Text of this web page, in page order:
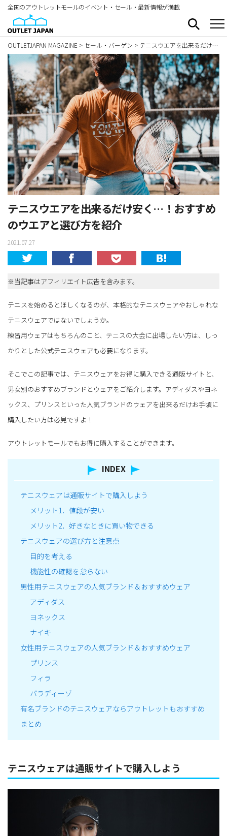
全国のアウトレットモールのイベント・セール・最新情報が満載
OUTLETJAPAN MAGAZINE > セール・バーゲン > テニスウエアを出来るだけ安く…！おすすめのウエアと選び方を紹介
テニスウエアを出来るだけ安く…！おすすめ
のウエアと選び方を紹介
2021.07.27
※当記事はアフィリエイト広告を含みます。
テニスを始めるとほしくなるのが、本格的なテニスウェアやおしゃれな
テニスウェアではないでしょうか。
練習用ウェアはもちろんのこと、テニスの大会に出場したい方は、しっ
かりとした公式テニスウェアも必要になります。
そこでこの記事では、テニスウェアをお得に購入できる通販サイトと、
男女別のおすすめブランドとウェアをご紹介します。アディダスやヨネ
ックス、プリンスといった人気ブランドのウェアを出来るだけお手頃に
購入したい方は必見ですよ！
アウトレットモールでもお得に購入することができます。
INDEX
テニスウェアは通販サイトで購入しよう
メリット1．値段が安い
メリット2．好きなときに買い物できる
テニスウェアの選び方と注意点
目的を考える
機能性の確認を怠らない
男性用テニスウェアの人気ブランド＆おすすめウェア
アディダス
ヨネックス
ナイキ
女性用テニスウェアの人気ブランド＆おすすめウェア
プリンス
フィラ
パラディーゾ
有名ブランドのテニスウェアならアウトレットもおすすめ
まとめ
テニスウェアは通販サイトで購入しよう